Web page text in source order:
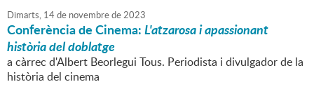
Dimarts, 14de novembrede2023
Conferència de Cinema:L'atzarosa i apassionant
història del doblatge
a càrrec d'Albert Beorlegui Tous. Periodista i divulgador de la
història del cinema